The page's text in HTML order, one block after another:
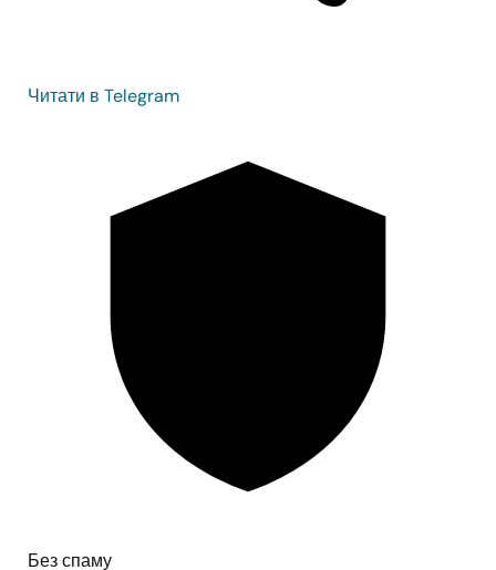
Читати в Telegram
Без спаму